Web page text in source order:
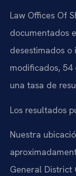
Law Offices Of
documentados
desestimados o
modificados,
una tasa de
Los resultados
Nuestra
General District